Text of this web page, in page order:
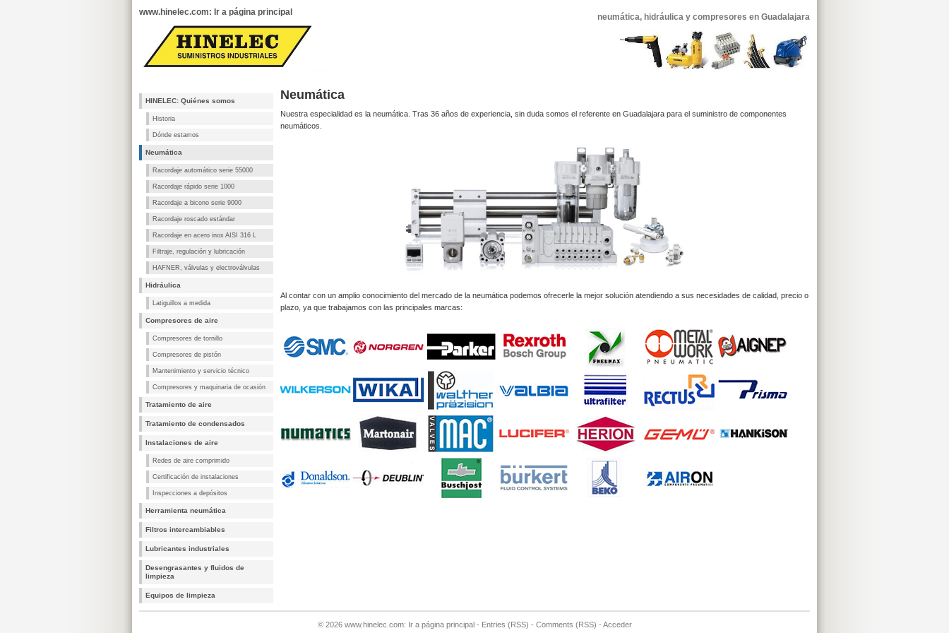
www.hinelec.com: Ir a página principal neumática, hidráulica y compresores en Guadalajara
HINELEC: Quiénes somos
Historia
Dónde estamos
Neumática
Racordaje automático serie 55000
Racordaje rápido serie 1000
Racordaje a bicono serie 9000
Racordaje roscado estándar
Racordaje en acero inox AISI 316 L
Filtraje, regulación y lubricación
HAFNER, válvulas y electroválvulas
Hidráulica
Latiguillos a medida
Compresores de aire
Compresores de tornillo
Compresores de pistón
Mantenimiento y servicio técnico
Compresores y maquinaria de ocasión
Tratamiento de aire
Tratamiento de condensados
Instalaciones de aire
Redes de aire comprimido
Certificación de instalaciones
Inspecciones a depósitos
Herramienta neumática
Filtros intercambiables
Lubricantes industriales
Desengrasantes y fluidos de
limpieza
Equipos de limpieza
Neumática
Nuestra especialidad es la neumática. Tras 36 años de experiencia, sin duda somos el referente en Guadalajara para el suministro de componentes
neumáticos.
Al contar con un amplio conocimiento del mercado de la neumática podemos ofrecerle la mejor solución atendiendo a sus necesidades de calidad, precio o
plazo, ya que trabajamos con las principales marcas:
© 2026 www.hinelec.com: Ir a página principal- Entries (RSS) - Comments (RSS) - Acceder